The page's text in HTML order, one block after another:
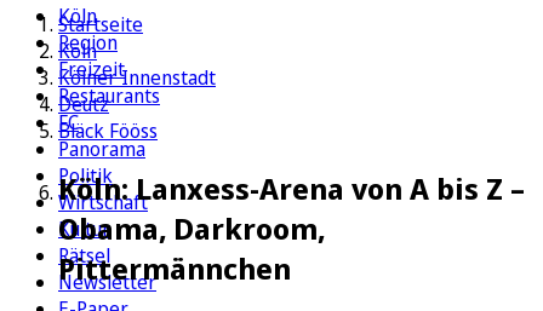
Köln
Region
Freizeit
Restaurants
FC
Panorama
Politik
Wirtschaft
Kultur
Rätsel
Newsletter
Startseite
Köln
Kölner Innenstadt
Deutz
Bläck Fööss
Köln: Lanxess-Arena von A bis Z –
Obama, Darkroom,
Pittermännchen